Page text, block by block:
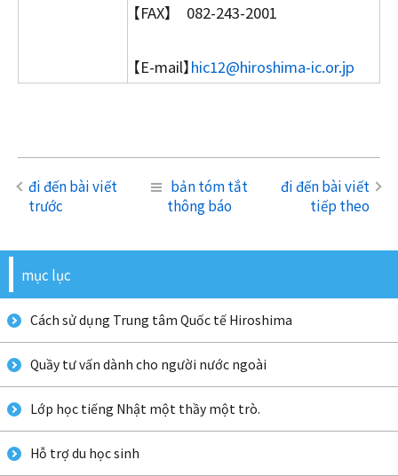
【FAX】 082-243-2001
【E-mail】hic12@hiroshima-ic.or.jp
đi đến bài viết
trước
bản tóm tắt
thông báo
đi đến bài viết
tiếp theo
mục lục
Cách sử dụng Trung tâm Quốc tế Hiroshima
Quầy tư vấn dành cho người nước ngoài
Lớp học tiếng Nhật một thầy một trò.
Hỗ trợ du học sinh